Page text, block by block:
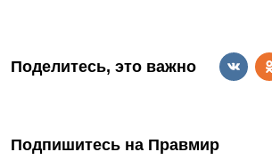
Поделитесь, это важно
Подпишитесь на Правмир